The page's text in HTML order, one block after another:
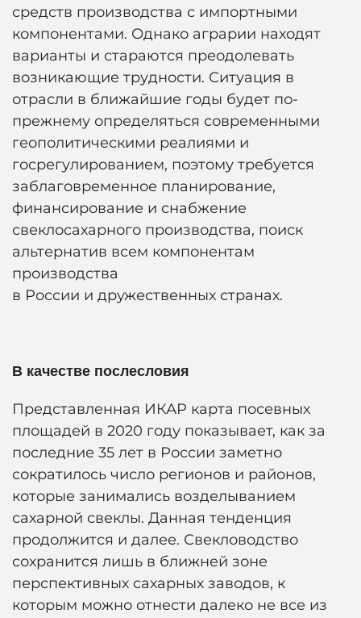
средств производства с импортными
компонентами. Однако аграрии находят
варианты и стараются преодолевать
возникающие трудности. Ситуация в
отрасли в ближайшие годы будет по-
прежнему определяться современными
геополитическими реалиями и
госрегулированием, поэтому требуется
заблаговременное планирование,
финансирование и снабжение
свеклосахарного производства, поиск
альтернатив всем компонентам
производства
в России и дружественных странах.
В качестве послесловия
Представленная ИКАР карта посевных
площадей в 2020 году показывает, как за
последние 35 лет в России заметно
сократилось число регионов и районов,
которые занимались возделыванием
сахарной свеклы. Данная тенденция
продолжится и далее. Свекловодство
сохранится лишь в ближней зоне
перспективных сахарных заводов, к
которым можно отнести далеко не все из